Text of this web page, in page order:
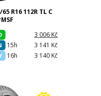
R16 112R TL C
3 006 Kč
3 141 Kč
15h
3 140 Kč
16h